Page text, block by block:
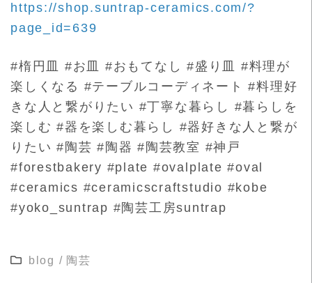
https://shop.suntrap-ceramics.com/?
page_id=639
#楕円皿 #お皿 #おもてなし #盛り皿 #料理が
楽しくなる #テーブルコーディネート #料理好
きな人と繋がりたい #丁寧な暮らし #暮らしを
楽しむ #器を楽しむ暮らし #器好きな人と繋が
りたい #陶芸 #陶器 #陶芸教室 #神戸
#forestbakery #plate #ovalplate #oval
#ceramics #ceramicscraftstudio #kobe
#yoko_suntrap #陶芸工房suntrap
blog / 陶芸